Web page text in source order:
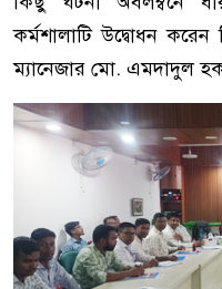
কর্মশালাটি উদ্বোধন
ম্যানেজার মো. এমদাদুল